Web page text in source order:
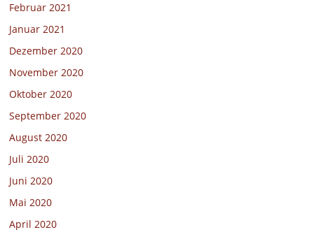
Februar 2021
Januar 2021
Dezember 2020
November 2020
Oktober 2020
September 2020
August 2020
Juli 2020
Juni 2020
Mai 2020
April 2020